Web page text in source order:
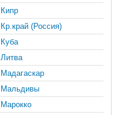
Кипр
Кр.край (Россия)
Куба
Литва
Мадагаскар
Мальдивы
Марокко